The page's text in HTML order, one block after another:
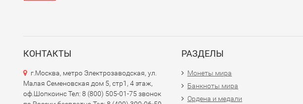
КОНТАКТЫ
г.Москва, метро Электрозаводская, ул.
Малая Семеновская дом 5, стр1, 4 этаж,
оф.Шопкоинс Тел: 8 (800) 505-01-75 звонок
РАЗДЕЛЫ
Монеты мира
Банкноты мира
Ордена и медали